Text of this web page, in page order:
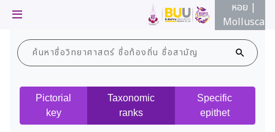
หอย |
Mollusca
ยทะเล หอย
ยน้ำจืด
ยน้ำกร่อย หอย
ยทากบก หอย
Pictorial
key
Taxonomic
ranks
Specific
epithet